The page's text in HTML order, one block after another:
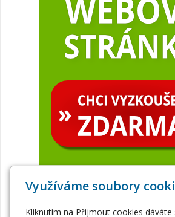
Využíváme soubory
Kliknutím na Přijmout cookies dáváte